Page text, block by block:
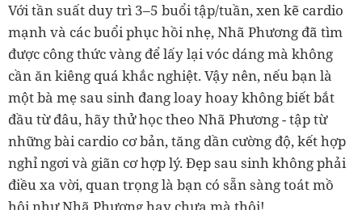
Với tần suất duy trì 3–5 buổi tập/tuần, xen kẽ cardio
mạnh và các buổi phục hồi nhẹ, Nhã Phương đã tìm
được công thức vàng để lấy lại vóc dáng mà không
cần ăn kiêng quá khắc nghiệt. Vậy nên, nếu bạn là
một bà mẹ sau sinh đang loay hoay không biết bắt
đầu từ đâu, hãy thử học theo Nhã Phương - tập từ
những bài cardio cơ bản, tăng dần cường độ, kết hợp
nghỉ ngơi và giãn cơ hợp lý. Đẹp sau sinh không phải
điều xa vời, quan trọng là bạn có sẵn sàng toát mồ